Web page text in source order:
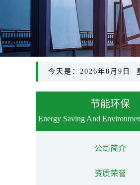
今天是：2026年8月9日
节能环保
Energy Saving And
公司简介
资质荣誉